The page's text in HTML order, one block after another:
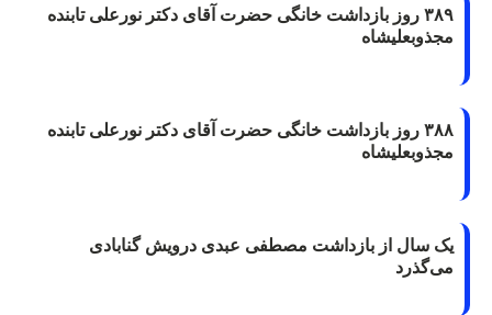
۳۸۹ روز بازداشت خانگی حضرت آقای دکتر نورعلی تابنده
مجذوبعلیشاه
۳۸۸ روز بازداشت خانگی حضرت آقای دکتر نورعلی تابنده
مجذوبعلیشاه
یک سال از بازداشت مصطفی عبدی درویش گنابادی
می‌گذرد